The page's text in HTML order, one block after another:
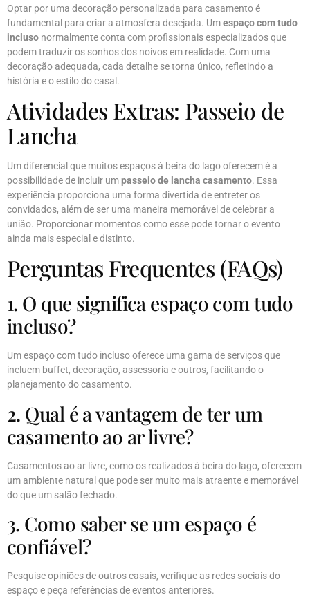
Optar por uma decoração personalizada para casamento é
fundamental para criar a atmosfera desejada. Umespaço com tudo
incluso normalmente conta com profissionais especializados que
podem traduzir os sonhos dos noivos em realidade. Com uma
decoração adequada, cada detalhe se torna único, refletindo a
história e o estilo do casal.
Atividades Extras: Passeio de
Lancha
Um diferencial que muitos espaços à beira do lago oferecem é a
possibilidade de incluir umpasseio de lancha casamento. Essa
experiência proporciona uma forma divertida de entreter os
convidados, além de ser uma maneira memorável de celebrar a
união. Proporcionar momentos como esse pode tornar o evento
ainda mais especial e distinto.
Perguntas Frequentes (FAQs)
1. O que significa espaço com tudo
incluso?
Um espaço com tudo incluso oferece uma gama de serviços que
incluem buffet, decoração, assessoria e outros, facilitando o
planejamento do casamento.
2. Qual é a vantagem de ter um
casamento ao ar livre?
Casamentos ao ar livre, como os realizados à beira do lago, oferecem
um ambiente natural que pode ser muito mais atraente e memorável
do que um salão fechado.
3. Como saber se um espaço é
confiável?
Pesquise opiniões de outros casais, verifique as redes sociais do
espaço e peça referências de eventos anteriores.